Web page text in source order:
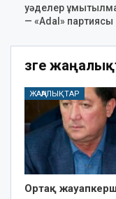
уәделер
— «Adal» партиясы
Өзге
ЖАҢАЛЫҚТАР
Ортақ